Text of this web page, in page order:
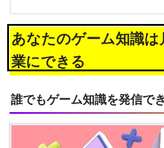
あなたのゲーム知識は
業にできる
誰でもゲーム知識を発信で